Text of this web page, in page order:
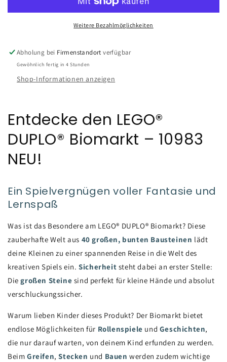
Weitere Bezahlmöglichkeiten
Abholung bei Firmenstandort verfügbar
Gewöhnlich fertig in 4 Stunden
Shop-Informationen anzeigen
Entdecke den LEGO®
DUPLO® Biomarkt – 10983
NEU!
Ein Spielvergnügen voller Fantasie und
Lernspaß
Was ist das Besondere am LEGO® DUPLO® Biomarkt? Diese
zauberhafte Welt aus 40 großen, bunten Bausteinen lädt
deine Kleinen zu einer spannenden Reise in die Welt des
kreativen Spiels ein.Sicherheit steht dabei an erster Stelle:
Diegroßen Steine sind perfekt für kleine Hände und absolut
verschluckungssicher.
Warum lieben Kinder dieses Produkt? Der Biomarkt bietet
endlose Möglichkeiten für Rollenspiele und Geschichten,
die nur darauf warten, von deinem Kind erfunden zu werden.
Beim Greifen,Stecken und Bauen werden zudem wichtige